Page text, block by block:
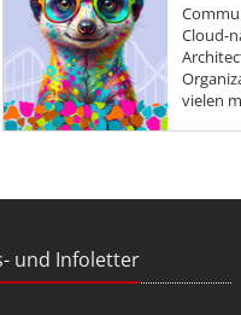
Cloud-
vielen
und Infoletter